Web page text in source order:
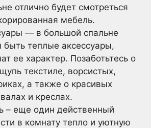
отлично будет смотреться
мебель.
— в большой спальне
теплые аксессуары,
ее характер. Позаботьтесь о
текстиле, ворсистых,
а также о красивых
и креслах.
– еще один действенный
в комнату тепло и уютную